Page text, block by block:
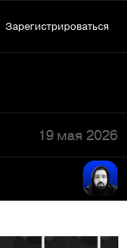
Зарегистрироваться
19 мая 2026